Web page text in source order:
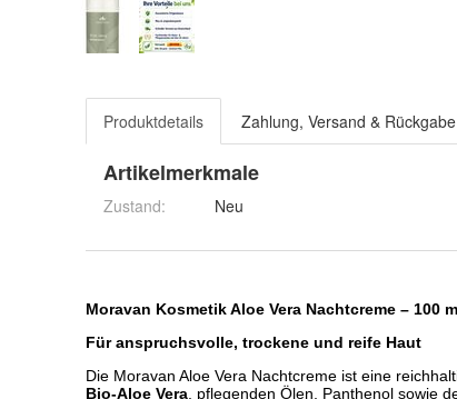
Produktdetails Zahlung, Versand & Rückgabe
Artikelmerkmale
Zustand: Neu